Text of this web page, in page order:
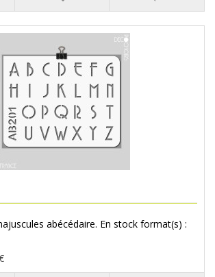
abécédaire. En stock format(s) :